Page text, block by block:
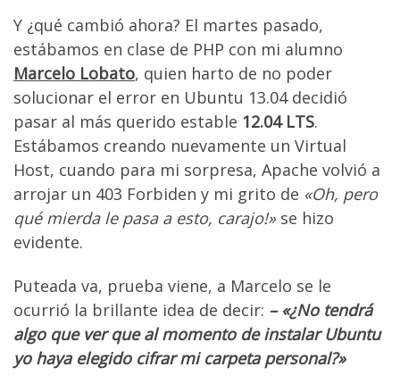
Y ¿qué cambió ahora? El martes pasado,
estábamos en clase de PHP con mi alumno
Marcelo Lobato, quien harto de no poder
solucionar el error en Ubuntu 13.04 decidió
pasar al más querido estable 12.04 LTS.
Estábamos creando nuevamente un Virtual
Host, cuando para mi sorpresa, Apache volvió a
arrojar un 403 Forbiden y mi grito de «Oh, pero
qué mierda le pasa a esto, carajo!»se hizo
evidente.
Puteada va, prueba viene, a Marcelo se le
ocurrió la brillante idea de decir: – «¿No tendrá
algo que ver que al momento de instalar Ubuntu
yo haya elegido cifrar mi carpeta personal?»